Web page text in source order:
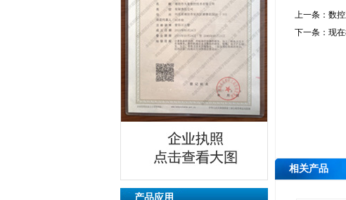
产品应用
上一条：数
下一条：现
相关产品